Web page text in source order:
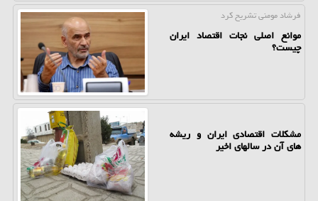
فرشاد مومنی تشریح كرد
موانع اصلی نجات اقتصاد ایران
چیست؟
مشکلات اقتصادی ایران و ریشه
های آن در سالهای اخیر